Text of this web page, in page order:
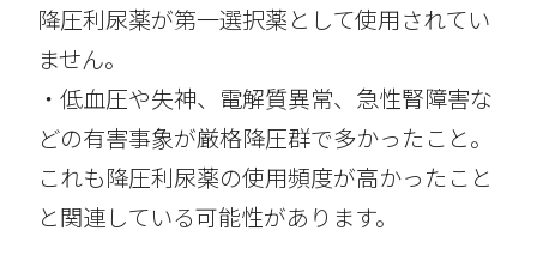
降圧利尿薬が第一選択薬として使用されてい
ません。
・低血圧や失神、電解質異常、急性腎障害な
どの有害事象が厳格降圧群で多かったこと。
これも降圧利尿薬の使用頻度が高かったこと
と関連している可能性があります。